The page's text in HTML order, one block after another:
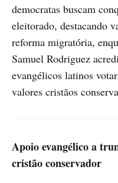
democratas buscam
eleitorado, destacando
reforma migratória,
Samuel Rodriguez
evangélicos latinos
valores cristãos
Apoio evangélico a
cristão conservador